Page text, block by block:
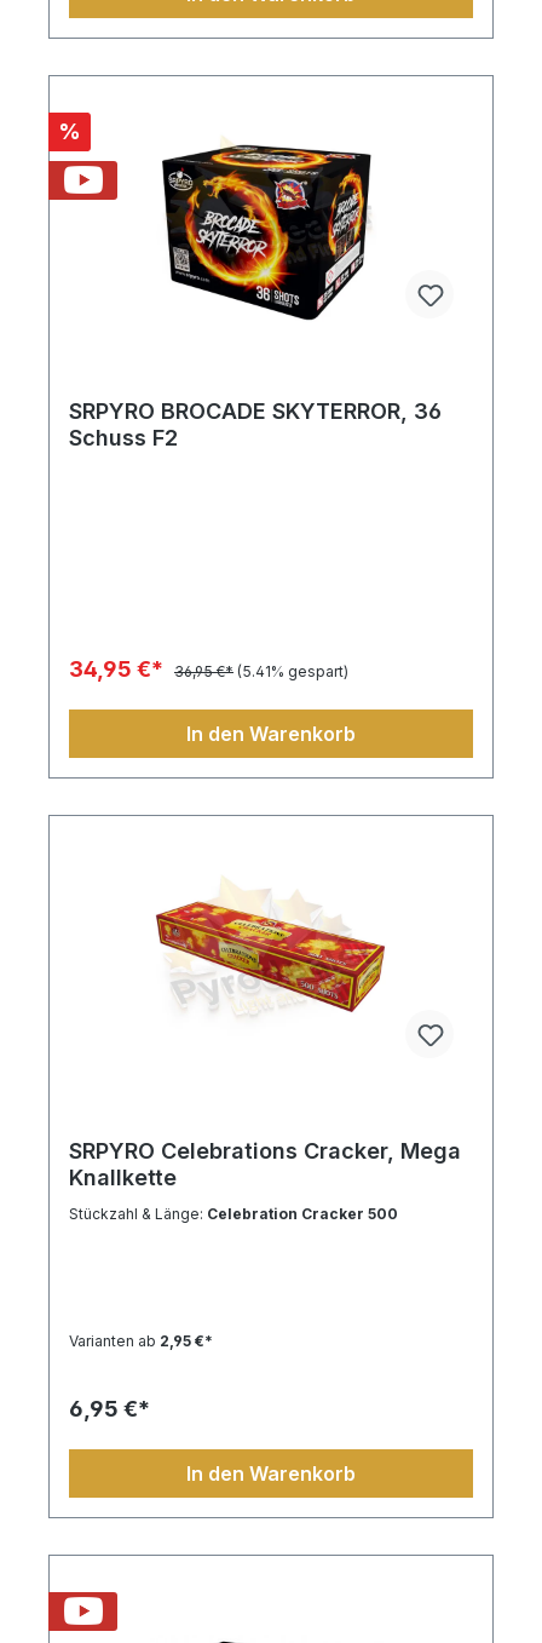
%
SRPYRO BROCADE SKYTERROR, 36
Schuss F2
34,95 €* 36,95 €* (5.41% gespart)
In den Warenkorb
SRPYRO Celebrations Cracker, Mega
Knallkette
Stückzahl & Länge: Celebration Cracker 500
Varianten ab 2,95 €*
6,95 €*
In den Warenkorb